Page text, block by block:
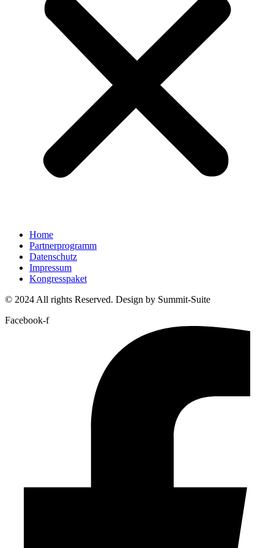
Home
Partnerprogramm
Datenschutz
Impressum
Kongresspaket
© 2024 All rights Reserved. Design by Summit-Suite
Facebook-f